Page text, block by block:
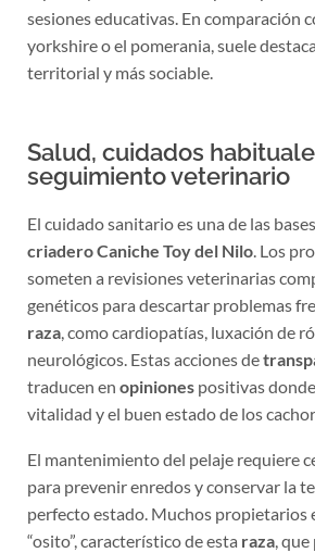
sesiones educativas. En comparación
yorkshire o el pomerania, suele
territorial y más sociable.
Salud, cuidados
seguimiento veterinario
El cuidado sanitario es una de las
criaderoCaniche Toy del Nilo. Los
someten a revisiones veterinarias
genéticos para descartar problemas
raza, como cardiopatías, luxación de
neurológicos. Estas acciones de
traducen en opiniones positivas
vitalidad y el buen estado de los
El mantenimiento del pelaje requiere
para prevenir enredos y conservar la
perfecto estado. Muchos propietarios
“osito”, característico de esta raza, que